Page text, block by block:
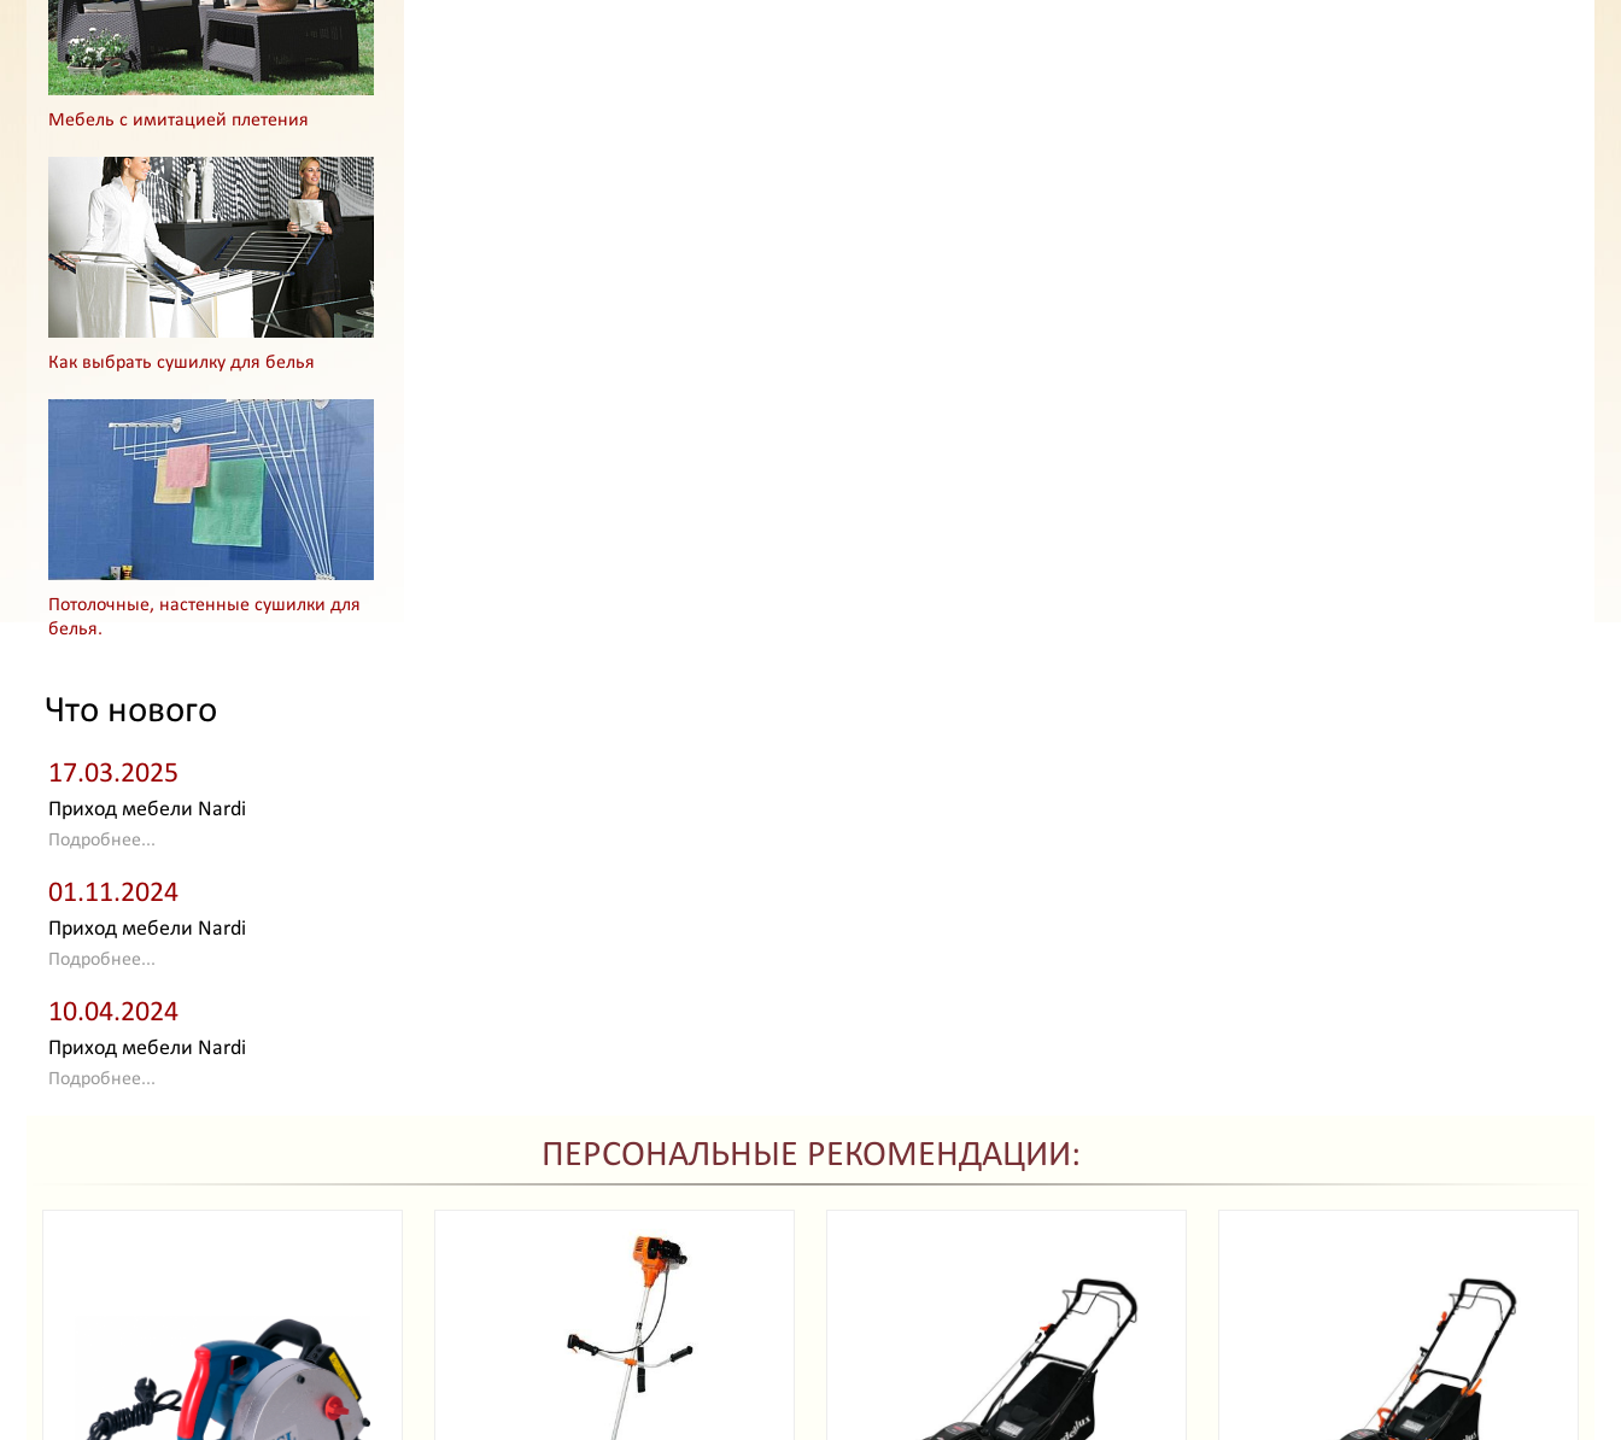
Мебель с имитацией плетения
Как выбрать сушилку для белья
Потолочные, настенные сушилки для
белья.
Что нового
17.03.2025
Приход мебели Nardi
Подробнее...
01.11.2024
Приход мебели Nardi
Подробнее...
10.04.2024
Приход мебели Nardi
Подробнее...
ПЕРСОНАЛЬНЫЕ РЕКОМЕНДАЦИИ: